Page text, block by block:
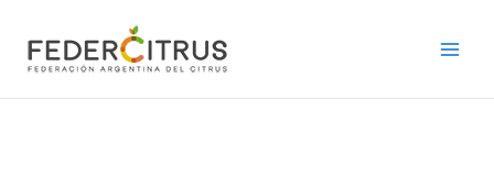
contenido